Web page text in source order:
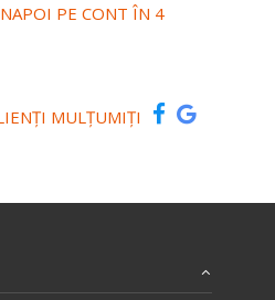
PE CONT ÎN 4
MULȚUMIȚI